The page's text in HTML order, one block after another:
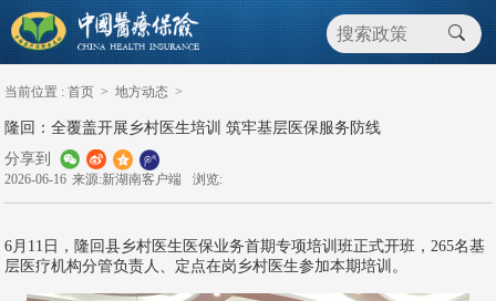
当前位置 : 首页 > 地方动态 >
隆回：全覆盖开展乡村医生培训 筑牢基层医保服务防线
分享到
2026-06-16 来源:新湖南客户端 浏览:
6月11日，隆回县乡村医生医保业务首期专项培训班正式开班，265名基
层医疗机构分管负责人、定点在岗乡村医生参加本期培训。